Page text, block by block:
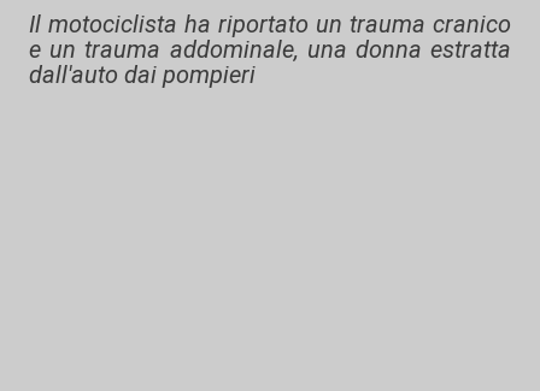
Il motociclista ha riportato un trauma cranico
e un trauma addominale, una donna estratta
dall'auto dai pompieri